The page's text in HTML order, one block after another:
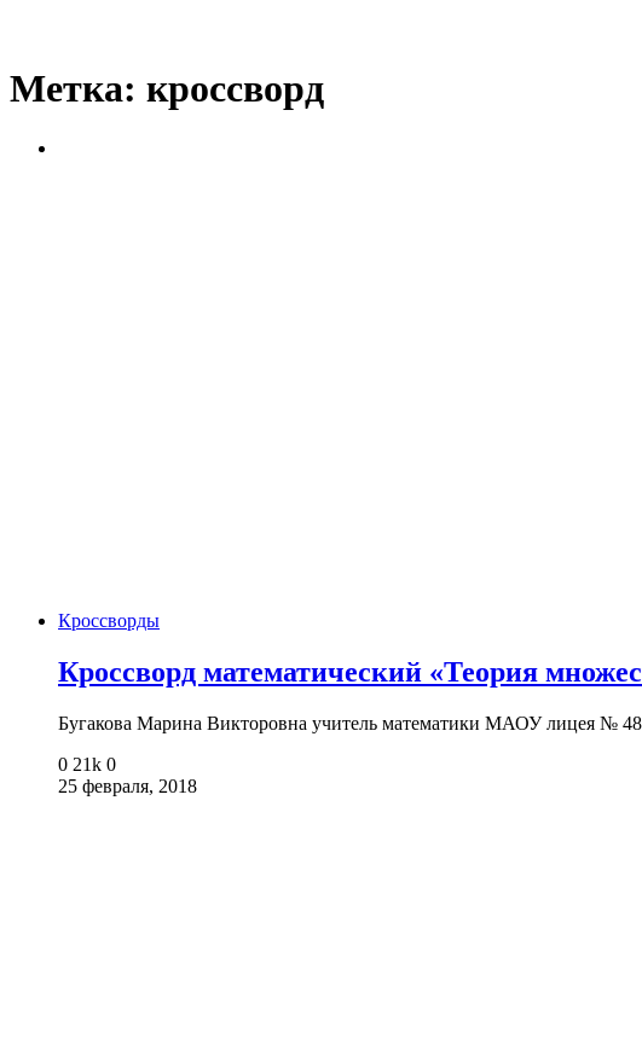
Метка: кроссворд
Кроссворды
Кроссворд математический «Теория
Бугакова Марина Викторовна учитель математики МАОУ лицея №
0 21k 0
25 февраля, 2018